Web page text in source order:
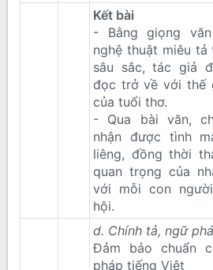
Kết bài
- Bằng giọng
nghệ thuật miêu
sâu sắc, tác giả
đọc trở về với thế
của tuổi thơ.
- Qua bài văn,
nhận được tình
liêng, đồng thời
quan trọng của
với mỗi con
hội.
d. Chính tả, ngữ
Đảm bảo chuẩn
pháp tiếng Việt